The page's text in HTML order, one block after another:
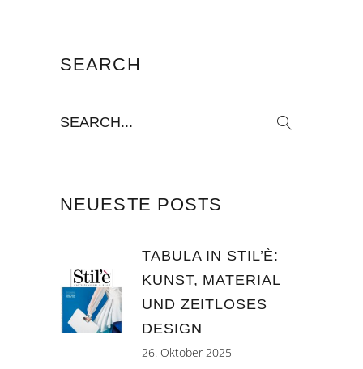
SEARCH
for:
NEUESTE POSTS
TABULA IN STIL’È:
KUNST, MATERIAL
UND ZEITLOSES
DESIGN
26. Oktober 2025